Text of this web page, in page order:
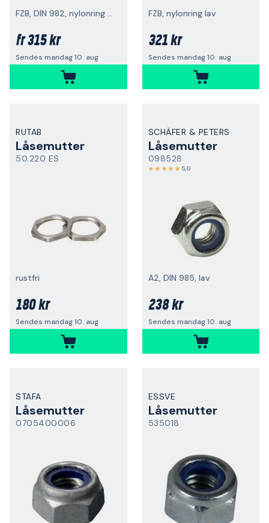
FZB, DIN 982, nylonring høy
fr315 kr
Sendes mandag 10. aug
FZB, nylonring lav
321 kr
Sendes mandag 10. aug
RUTAB
Låsemutter
50.220 ES
rustfri
180 kr
Sendes mandag 10. aug
SCHÄFER & PETERS
Låsemutter
098528
5,0
A2, DIN 985, lav
238 kr
Sendes mandag 10. aug
STAFA
Låsemutter
0705400006
ESSVE
Låsemutter
535018